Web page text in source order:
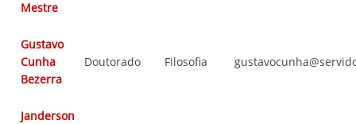
Mestre
Gustavo
Cunha
Bezerra
Doutorado Filosofia
Janderson